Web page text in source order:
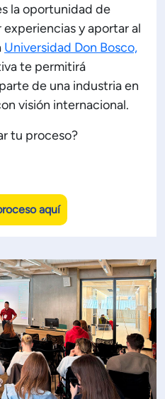
la oportunidad de
y aportar al
Universidad Don Bosco,
te permitirá
de una industria en
visión internacional.
tu proceso?
aquí